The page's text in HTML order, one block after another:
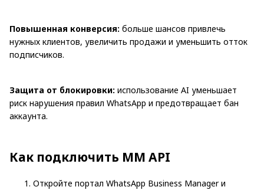
Повышенная конверсия: больше шансов привлечь
нужных клиентов, увеличить продажи и уменьшить отток
подписчиков.
Защита от блокировки: использование AI уменьшает
риск нарушения правил WhatsApp и предотвращает бан
аккаунта.
Как подключить MM API
Откройте портал WhatsApp Business Manager и